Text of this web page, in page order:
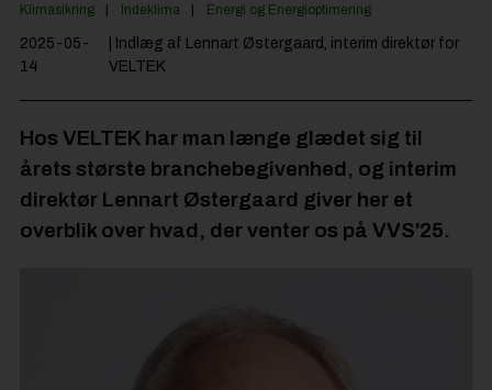
Klimasikring
Indeklima Energi og Energioptimering
2025-05-
14
| Indlæg af Lennart Østergaard, interim direktør for
VELTEK
Hos VELTEK har man længe glædet sig til
årets største branchebegivenhed, og interim
direktør Lennart Østergaard giver her et
overblik over hvad, der venter os på VVS'25.